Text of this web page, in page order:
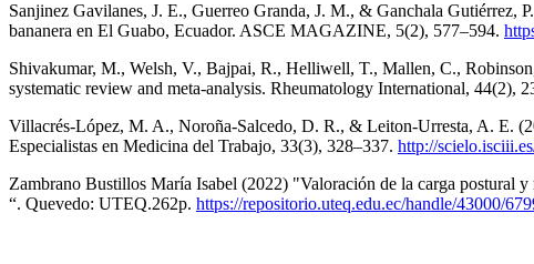
Sanjinez Gavilanes, J. E., Guerreo Granda, J. M., & Ganchala Gutiérrez,
bananera en El Guabo, Ecuador. ASCE MAGAZINE, 5(2), 577–594.
Shivakumar, M., Welsh, V., Bajpai, R., Helliwell, T., Mallen, C.,
systematic review and meta-analysis. Rheumatology International, 44(2),
Villacrés-López, M. A., Noroña-Salcedo, D. R., & Leiton-Urresta, A. E.
Especialistas en Medicina del Trabajo, 33(3), 328–337. http://
Zambrano Bustillos María Isabel (2022) "Valoración de la carga postural
“. Quevedo: UTEQ.262p. https://repositorio.uteq.edu.ec/handle/43000/